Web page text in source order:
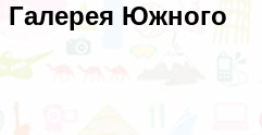
Галерея Южного